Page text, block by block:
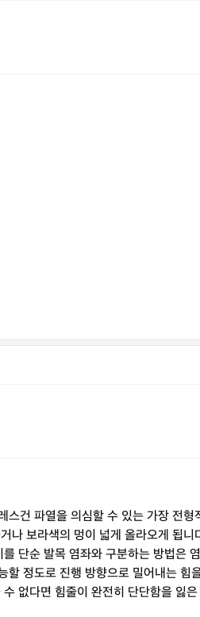
건 파열을 의심할 수 있는 가장 전형
나 보라색의 멍이 넓게 올라오게 됩
단순 발목 염좌와 구분하는 방법은
정도로 진행 방향으로 밀어내는 힘
없다면 힘줄이 완전히 단단함을 잃